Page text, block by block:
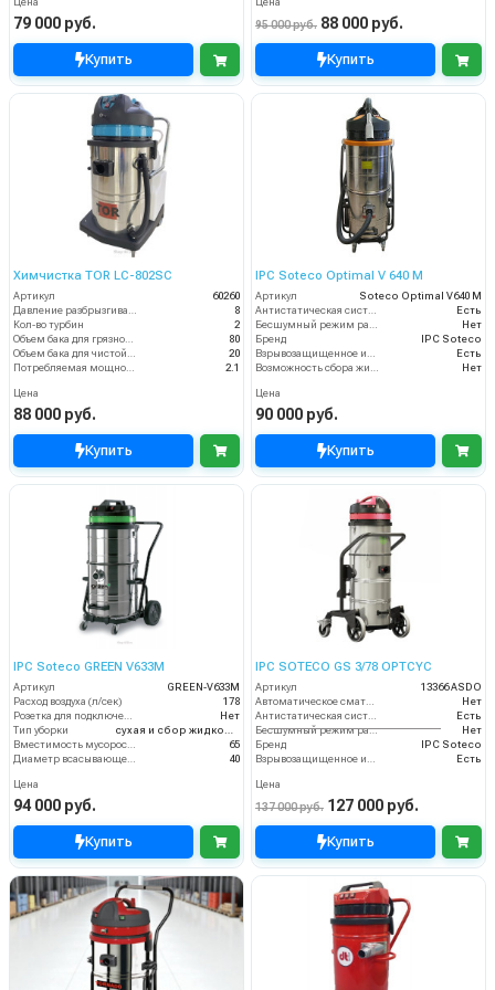
Цена
79 000 руб.
Купить
Цена
95 000 руб. 88 000 руб.
Купить
Химчистка TOR LC-802SC
Артикул
60260
8
Кол-во турбин
2
80
20
2.1
Цена
88 000 руб.
Купить
IPC Soteco Optimal V 640 M
Артикул
Soteco Optimal V640 M
Есть
Нет
Бренд
IPC Soteco
Есть
Нет
Цена
90 000 руб.
Купить
IPC Soteco GREEN V633M
Артикул
GREEN-V633M
Расход воздуха (л/сек)
178
Нет
Тип уборки
65
40
Цена
94 000 руб.
Купить
IPC SOTECO GS 3/78 OPTCYC
Артикул
13366 ASDO
Нет
Есть
Бесшумный режим работы
Нет
Бренд
IPC Soteco
Есть
Цена
137 000 руб. 127 000 руб.
Купить